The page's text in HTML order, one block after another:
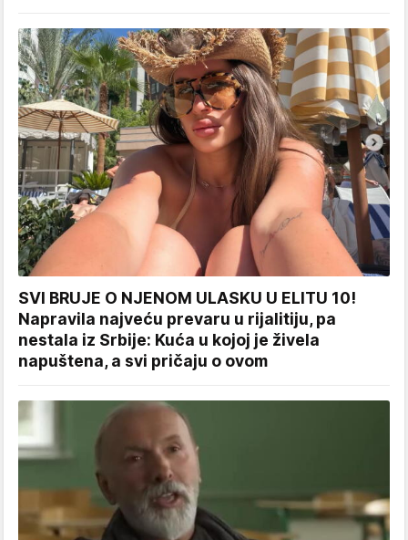
SVI BRUJE O NJENOM ULASKU U ELITU 10!
Napravila najveću prevaru u rijalitiju, pa
nestala iz Srbije: Kuća u kojoj je živela
napuštena, a svi pričaju o ovom